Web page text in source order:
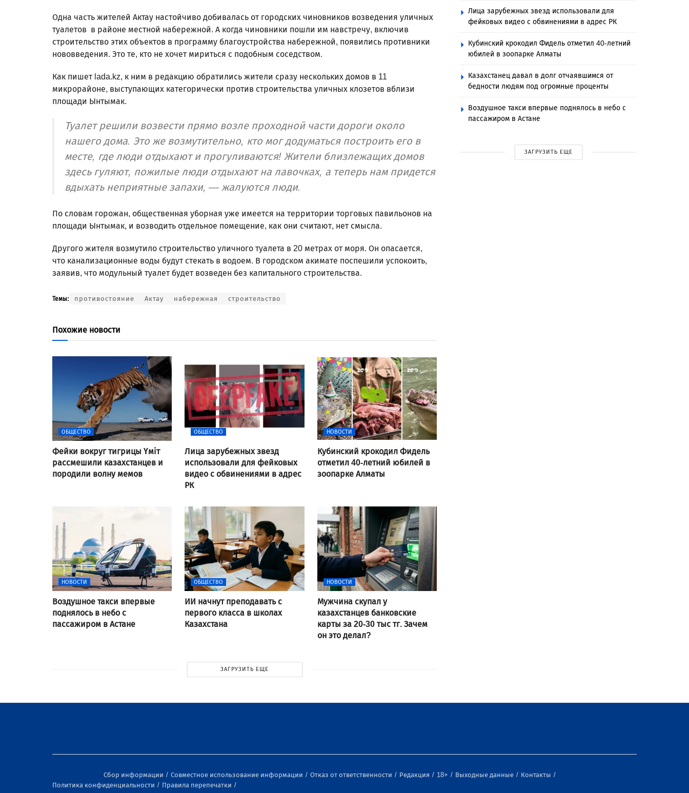
Одна часть жителей Актау настойчиво добивалась от городских чиновников возведения уличных
туалетов в районе местной набережной. А когда чиновники пошли им навстречу, включив
строительство этих объектов в программу благоустройства набережной, появились противники
нововведения. Это те, кто не хочет мириться с подобным соседством.
Как пишет lada.kz, к ним в редакцию обратились жители сразу нескольких домов в 11
микрорайоне, выступающих категорически против строительства уличных клозетов вблизи
площади Ынтымак.
Туалет решили возвести прямо возле проходной части дороги около
нашего дома. Это же возмутительно, кто мог додуматься построить его в
месте, где люди отдыхают и прогуливаются! Жители близлежащих домов
здесь гуляют, пожилые люди отдыхают на лавочках, а теперь нам придется
вдыхать неприятные запахи, — жалуются люди.
По словам горожан, общественная уборная уже имеется на территории торговых павильонов на
площади Ынтымак, и возводить отдельное помещение, как они считают, нет смысла.
Другого жителя возмутило строительство уличного туалета в 20 метрах от моря. Он опасается,
что канализационные воды будут стекать в водоем. В городском акимате поспешили успокоить,
заявив, что модульный туалет будет возведен без капитального строительства.
Темы: противостояние Актау набережная строительство
Похожие новости
ОБЩЕСТВО
Фейки вокруг тигрицы Үміт
рассмешили казахстанцев и
породили волну мемов
ОБЩЕСТВО
Лица зарубежных звезд
использовали для фейковых
видео с обвинениями в адрес
РК
НОВОСТИ
Кубинский крокодил Фидель
отметил 40-летний юбилей в
зоопарке Алматы
НОВОСТИ
Воздушное такси впервые
поднялось в небо с
пассажиром в Астане
ОБЩЕСТВО
ИИ начнут преподавать с
первого класса в школах
Казахстана
НОВОСТИ
Мужчина скупал у
казахстанцев банковские
карты за 20-30 тыс тг. Зачем
он это делал?
ЗАГРУЗИТЬ ЕЩЕ
Лица зарубежных звезд использовали для
фейковых видео с обвинениями в адрес РК
Кубинский крокодил Фидель отметил 40-летний
юбилей в зоопарке Алматы
Казахстанец давал в долг отчаявшимся от
бедности людям под огромные проценты
Воздушное такси впервые поднялось в небо с
пассажиром в Астане
ЗАГРУЗИТЬ ЕЩЕ
Сбор информации Совместное использование информации Отказ от ответственности Редакция 18+ Выходные данные
Контакты
Политика конфиденциальности
Правила перепечатки